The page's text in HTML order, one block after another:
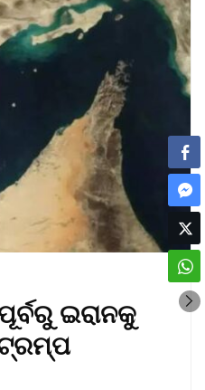
ଇରାନକୁ